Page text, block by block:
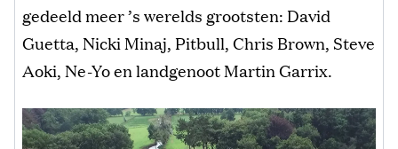
gedeeld meer ’s werelds grootsten: David
Guetta, Nicki Minaj, Pitbull, Chris Brown, Steve
Aoki, Ne-Yo en landgenoot Martin Garrix.